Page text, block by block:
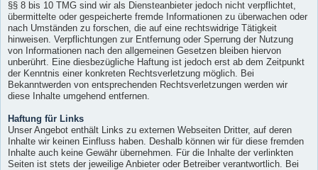
§§ 8 bis 10 TMG sind wir als Diensteanbieter jedoch nicht verpflichtet,
übermittelte oder gespeicherte fremde Informationen zu überwachen oder
nach Umständen zu forschen, die auf eine rechtswidrige Tätigkeit
hinweisen. Verpflichtungen zur Entfernung oder Sperrung der Nutzung
von Informationen nach den allgemeinen Gesetzen bleiben hiervon
unberührt. Eine diesbezügliche Haftung ist jedoch erst ab dem Zeitpunkt
der Kenntnis einer konkreten Rechtsverletzung möglich. Bei
Bekanntwerden von entsprechenden Rechtsverletzungen werden wir
diese Inhalte umgehend entfernen.
Haftung für Links
Unser Angebot enthält Links zu externen Webseiten Dritter, auf deren
Inhalte wir keinen Einfluss haben. Deshalb können wir für diese fremden
Inhalte auch keine Gewähr übernehmen. Für die Inhalte der verlinkten
Seiten ist stets der jeweilige Anbieter oder Betreiber verantwortlich. Bei